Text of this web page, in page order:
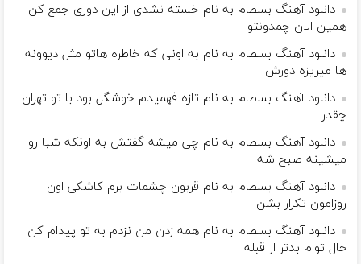
دانلود آهنگ بسطام به نام خسته نشدی از این دوری جمع کن
همین الان چمدونتو
دانلود آهنگ بسطام به نام به اونی که خاطره هاتو مثل دیوونه
ها میریزه دورش
دانلود آهنگ بسطام به نام تازه فهمیدم خوشگل بود با تو تهران
چقدر
دانلود آهنگ بسطام به نام چی میشه گفتش به اونکه شبا رو
میشینه صبح شه
دانلود آهنگ بسطام به نام قربون چشمات برم کاشکی اون
روزامون تکرار بشن
دانلود آهنگ بسطام به نام همه زدن من نزدم به تو پیدام کن
حال توام بدتر از قبله